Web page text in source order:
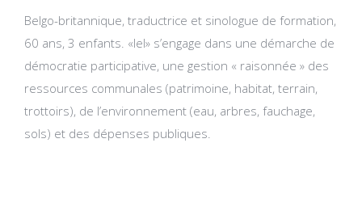
Belgo-britannique, traductrice et sinologue de formation,
60 ans, 3 enfants. «Iel» s’engage dans une démarche de
démocratie participative, une gestion « raisonnée » des
ressources communales (patrimoine, habitat, terrain,
trottoirs), de l’environnement (eau, arbres, fauchage,
sols) et des dépenses publiques.